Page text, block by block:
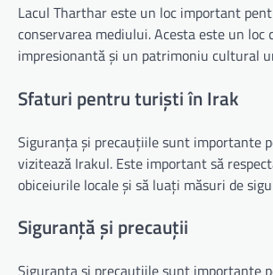
Lacul Tharthar este un loc important
conservarea mediului. Acesta este un loc
impresionantă și un patrimoniu cultural
Sfaturi pentru turiști în Irak
Siguranța și precauțiile sunt importante
vizitează Irakul. Este important să
obiceiurile locale și să luați măsuri de
Siguranță și precauții
Siguranța și precauțiile sunt importante